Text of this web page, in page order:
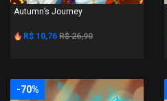
Autumn’s Journey
R$ 10,76 R$ 26,90
-70%